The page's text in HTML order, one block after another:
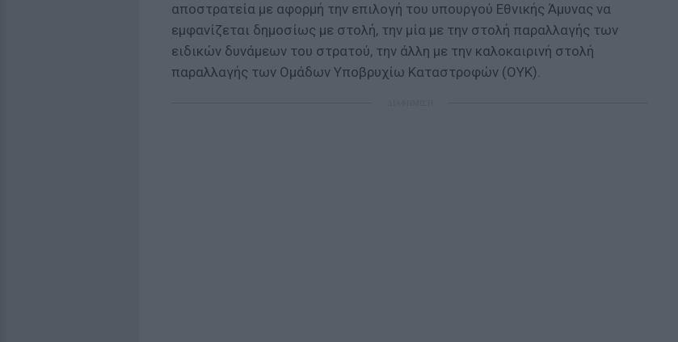
αποστρατεία με αφορμή την επιλογή του υπουργού Εθνικής Άμυνας να
εμφανίζεται δημοσίως με στολή, την μία με την στολή παραλλαγής των
ειδικών δυνάμεων του στρατού, την άλλη με την καλοκαιρινή στολή
παραλλαγής των Ομάδων Υποβρυχίω Καταστροφών (ΟΥΚ).